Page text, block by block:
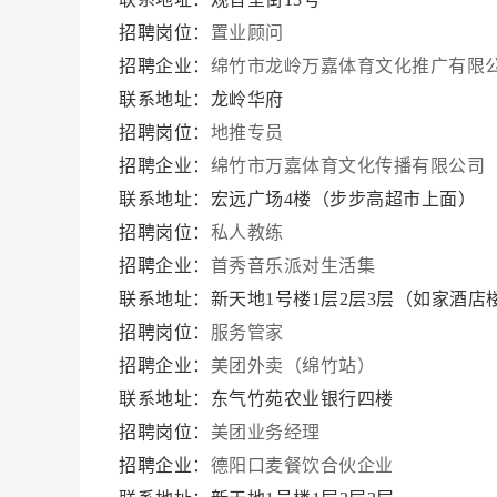
招聘岗位： 置业顾问
招聘企业： 绵竹市龙岭万嘉体育文化推广有限
联系地址：龙岭华府
招聘岗位： 地推专员
招聘企业： 绵竹市万嘉体育文化传播有限公司
联系地址：宏远广场4楼（步步高超市上面）
招聘岗位： 私人教练
招聘企业： 首秀音乐派对生活集
联系地址：新天地1号楼1层2层3层（如家酒店
招聘岗位： 服务管家
招聘企业： 美团外卖（绵竹站）
联系地址：东气竹苑农业银行四楼
招聘岗位： 美团业务经理
招聘企业： 德阳口麦餐饮合伙企业